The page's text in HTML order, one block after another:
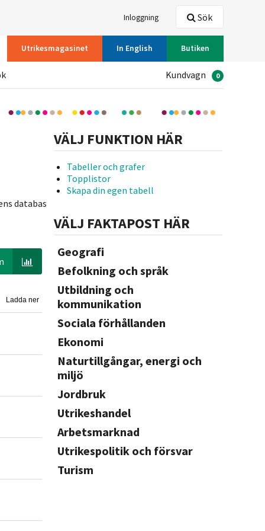
Inloggning
Utrikesmagasinet In English Butiken
Sök
Kundvagn 0
databas
Ladda ner
VÄLJ FUNKTION HÄR
Tabeller och grafer
Topplistor
Skapa din egen tabell
VÄLJ FAKTAPOST HÄR
Geografi
Befolkning och språk
Utbildning och
kommunikation
Sociala förhållanden
Ekonomi
Naturtillgångar, energi och
miljö
Jordbruk
Utrikeshandel
Arbetsmarknad
Utrikespolitik och försvar
Turism